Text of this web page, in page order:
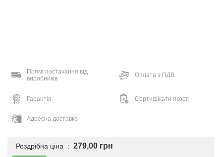
Прямі постачання від
виробників
Оплата з ПДВ
Гарантія Сертифікати якості
Адресна доставка
Роздрібна ціна : 279,00 грн